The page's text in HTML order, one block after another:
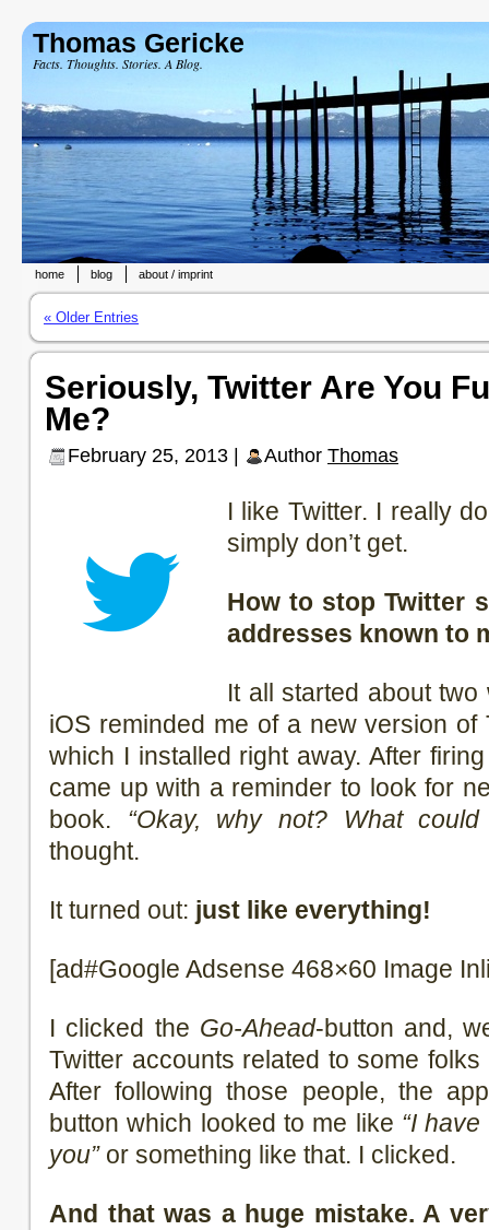
Thomas Gericke
Facts. Thoughts. Stories. A Blog.
home blog about / imprint
« Older Entries
Seriously, Twitter Are You
Me?
February 25, 2013 | Author Thomas
I like Twitter. I really
simply don’t get.
How to stop Twitter
addresses known to
It all started about two
iOS reminded me of a new version of
which I installed right away. After
came up with a reminder to look for
book. “Okay, why not? What
thought.
It turned out: just like everything!
[ad#Google Adsense 468×60 Image
I clicked the Go-Ahead-button and,
Twitter accounts related to some
After following those people, the
button which looked to me like “I
you”or something like that. I clicked.
And that was a huge mistake. A